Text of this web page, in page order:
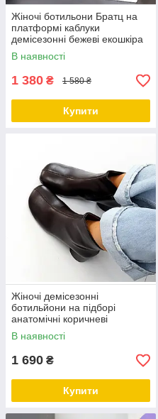
Жіночі ботильони Братц на
платформі каблуки
демісезонні бежеві екошкіра
В наявності
1 380 ₴ 1 580 ₴
Купити
Жіночі демісезонні
ботильйони на підборі
анатомічні коричневі
екошкіра
В наявності
1 690 ₴
Купити